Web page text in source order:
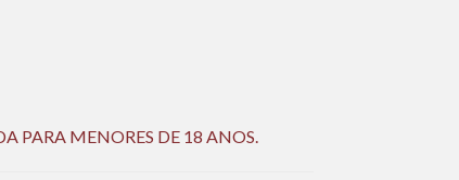
PARA MENORES DE 18 ANOS.